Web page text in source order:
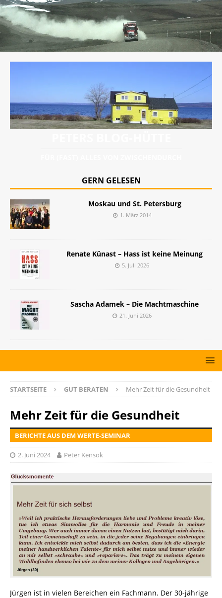
GERN GELESEN
Moskau und St. Petersburg
1. März 2014
Renate Künast – Hass ist keine Meinung
5. Juli 2026
Sascha Adamek – Die Machtmaschine
21. Juni 2026
STARTSEITE GUT BERATEN Mehr Zeit für die Gesundheit
Mehr Zeit für die Gesundheit
BERICHTE AUS DEM WERTE-SEMINAR
2. Juni 2024 Peter Kensok
Jürgen ist in vielen Bereichen ein Fachmann. Der 30-jährige